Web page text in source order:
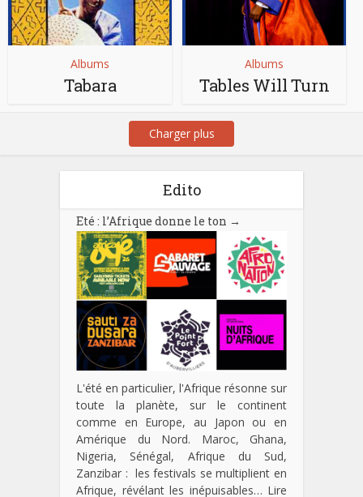
Albums
Tabara
Albums
Tables Will Turn
Charger plus
Edito
Eté : l’Afrique donne le ton →
L'été en particulier, l'Afrique résonne sur
toute la planète, sur le continent
comme en Europe, au Japon ou en
Amérique du Nord. Maroc, Ghana,
Nigeria, Sénégal, Afrique du Sud,
Zanzibar : les festivals se multiplient en
Afrique, révélant les inépuisables… Lire